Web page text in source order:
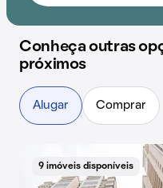
Conheça outras
próximos
Alugar Comprar
9 imóveis disponíveis